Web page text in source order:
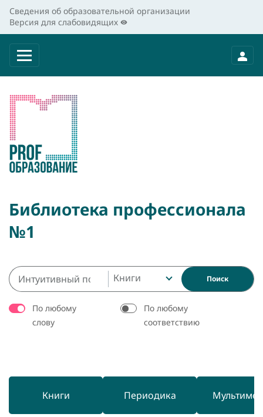
Сведения об образовательной организации
Версия для слабовидящих
Библиотека профессионала
№1
Книги Поиск
По любому
слову
По любому
соответствию
Книги Периодика